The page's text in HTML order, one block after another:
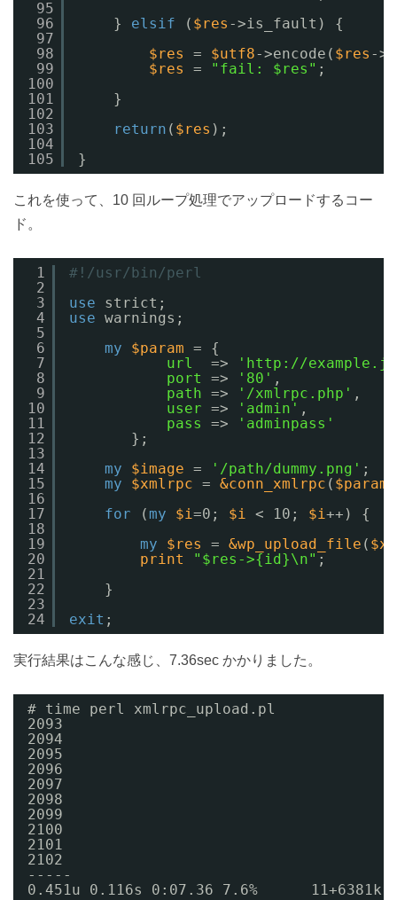
95
96
97
98
99
100
101
102
103
104
105
} elsif ( $res ->is_fault) {
$res
= $utf8->encode( $res -
$res
= "fail: $res" ;
}
return ( $res );
}
これを使って、10 回ループ処理でアップロードするコー
ド。
1
2
3
4
5
6
7
8
9
10
11
12
13
14
15
16
17
18
19
20
21
22
23
24
#!/usr/bin/perl
use
strict;
use warnings;
my
$param = {
url
=>
'http://
port
=> '80' ,
path => '/xmlrpc.php' ,
user => 'admin' ,
pass
=>
'adminpass'
};
my
$image = '/path/dummy.png' ;
my
$xmlrpc = &conn_xmlrpc ( $param
for
( my $i=0; $i < 10; $i++) {
my
$res = &wp_upload_file (
print
"$res->{id}\n" ;
}
exit ;
実行結果はこんな感じ、7.36sec かかりました。
# time perl xmlrpc_upload.pl
2093
2094
2095
2096
2097
2098
2099
2100
2101
2102
-----
0.451u 0.116s 0:07.36 7.6%      11+6381k